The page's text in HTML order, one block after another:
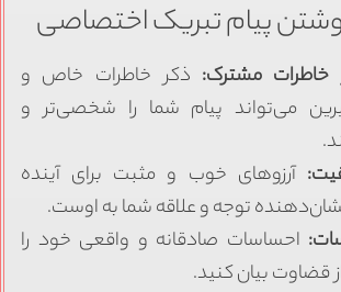
پیام تبریک اختصاصی
خاطرات مشترک:ذکر خاطرات خاص و
می‌تواند پیام شما را شخصی‌تر و
آرزوهای خوب و مثبت برای آینده
توجه و علاقه شما به اوست.
احساسات صادقانه و واقعی خود را
قضاوت بیان کنید.